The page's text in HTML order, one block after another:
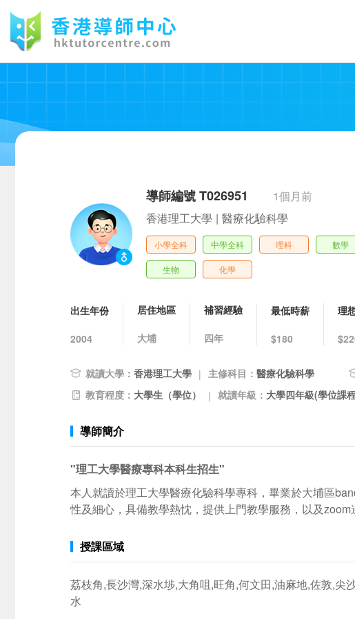
導師編號 T026951
1個月前
香港理工大學 | 醫療化驗科學
小學全科 中學全科 理科 數學
生物 化學
出生年份
2004
居住地區
大埔
補習經驗
四年
最低時薪
$180
理
就讀大學： 香港理工大學 | 主修科目： 醫療化驗科學
教育程度： 大學生（學位） | 就讀年級： 大學四年級(學位課
導師簡介
"理工大學醫療專科本科生招生"
本人就讀於理工大學醫療化驗科學專科，畢業於大埔區
性及細心，具備教學熱忱，提供上門教學服務，以及
授課區域
荔枝角,長沙灣,深水埗,大角咀,旺角,何文田,油麻地,佐敦,
水